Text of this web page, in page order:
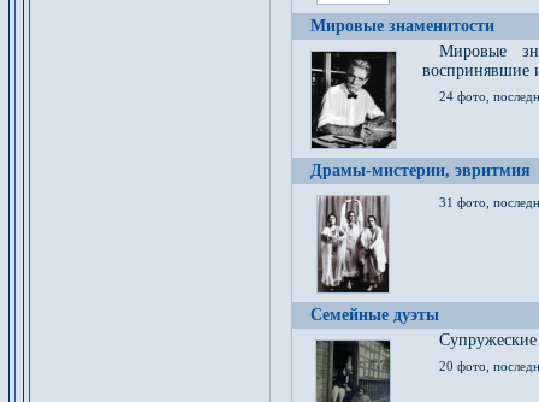
Мировые знаменитости
Мировые
воспринявшие
24 фото,
Драмы-мистерии, эвритмия
31 фото,
Семейные дуэты
20 фото,